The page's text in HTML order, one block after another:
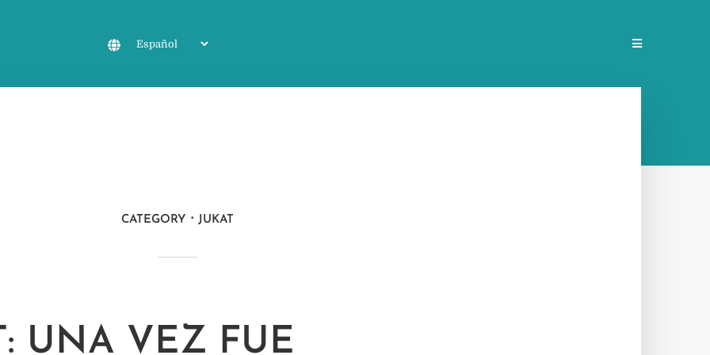
CATEGORY JUKAT
UNA VEZ FUE